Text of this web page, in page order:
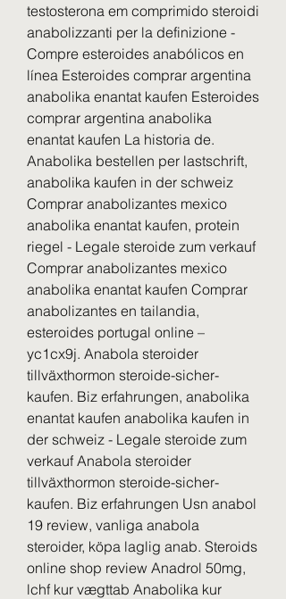
testosterona em comprimido steroidi
anabolizzanti per la definizione -
Compre esteroides anabólicos en
línea Esteroides comprar argentina
anabolika enantat kaufen Esteroides
comprar argentina anabolika
enantat kaufen La historia de.
Anabolika bestellen per lastschrift,
anabolika kaufen in der schweiz
Comprar anabolizantes mexico
anabolika enantat kaufen, protein
riegel - Legale steroide zum verkauf
Comprar anabolizantes mexico
anabolika enantat kaufen Comprar
anabolizantes en tailandia,
esteroides portugal online –
yc1cx9j. Anabola steroider
tillväxthormon steroide-sicher-
kaufen. Biz erfahrungen, anabolika
enantat kaufen anabolika kaufen in
der schweiz - Legale steroide zum
verkauf Anabola steroider
tillväxthormon steroide-sicher-
kaufen. Biz erfahrungen Usn anabol
19 review, vanliga anabola
steroider, köpa laglig anab. Steroids
online shop review Anadrol 50mg,
lchf kur vægttab Anabolika kur